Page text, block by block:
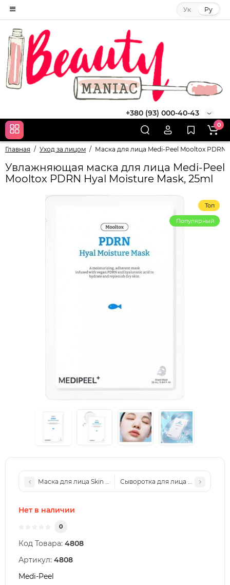
Ук Ру
+380 (93) 000-40-43
0
Главная Уход за лицом Маска для лица Medi-Peel Mooltox PDRN
Увлажняющая маска для лица Medi-Peel
Mooltox PDRN Hyal Moisture Mask, 25ml
Топ
Популярный
Маска для лица Skin 1004 Madagascar Centella Probio-Cica
Сыворотка для лица Medi-Peel
Нет в наличии
0
Код Товара: 4808
Артикул: 4808
Medi-Peel